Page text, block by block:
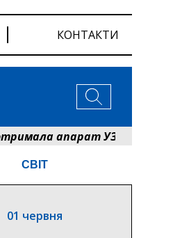
КОНТАКТИ
апарат УЗД та
СВІТ
01 червня